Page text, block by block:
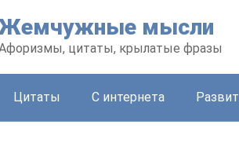
мысли
цитаты, крылатые фразы
Цитаты С интернета